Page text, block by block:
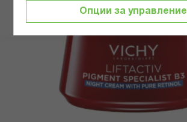
Опции за управление